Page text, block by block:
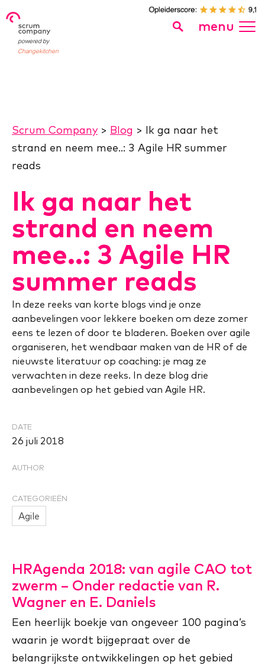
powered by
Changekitchen
menu
Scrum Company> Blog > Ik ga naar het
strand en neem mee..: 3 Agile HR summer
reads
Ik ga naar het
strand en neem
mee..: 3 Agile HR
summer reads
In deze reeks van korte blogs vind je onze
aanbevelingen voor lekkere boeken om deze zomer
eens te lezen of door te bladeren. Boeken over agile
organiseren, het wendbaar maken van de HR of de
nieuwste literatuur op coaching: je mag ze
verwachten in deze reeks. In deze blog drie
aanbevelingen op het gebied van Agile HR.
DATE
26 juli 2018
AUTHOR
CATEGORIEËN
Agile
HRAgenda 2018: van agile CAO tot
zwerm – Onder redactie van R.
Wagner en E. Daniels
Een heerlijk boekje van ongeveer 100 pagina’s
waarin je wordt bijgepraat over de
belangrijkste ontwikkelingen op het gebied